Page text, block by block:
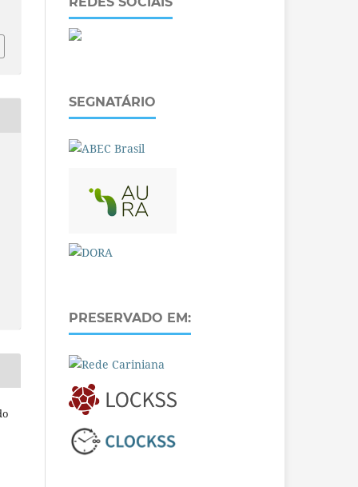
SEGNATÁRIO
PRESERVADO EM: